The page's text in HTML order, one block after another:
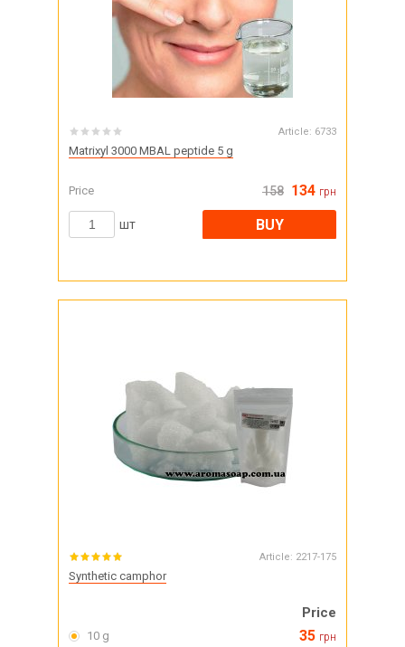
Article: 6733
Matrixyl 3000 MBAL peptide 5 g
Price 158 134 грн
шт BUY
Article: 2217-175
Synthetic camphor
Price
10 g 35 грн